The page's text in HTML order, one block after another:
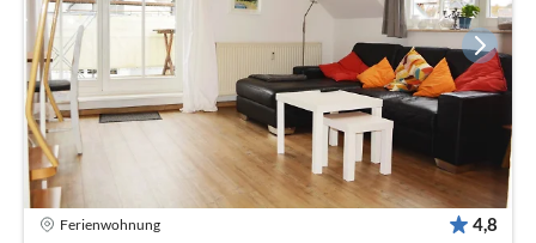
Ferienwohnung 4,8